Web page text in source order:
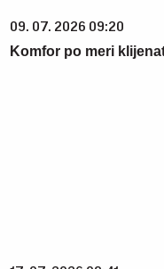
09. 07. 2026 09:20
Komfor po meri